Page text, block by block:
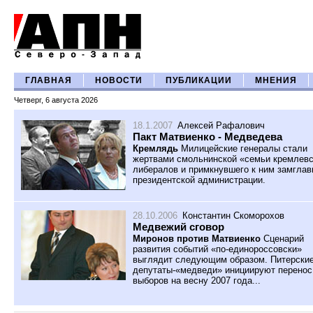
ГЛАВНАЯ НОВОСТИ ПУБЛИКАЦИИ МНЕНИЯ
Четверг, 6 августа 2026
18.1.2007 Алексей Рафалович
Пакт Матвиенко - Медведева
Кремлядь Милицейские генералы стали
жертвами смольнинской «семьи
либералов и примкнувшего к ним
президентской администрации.
28.10.2006 Константин Скоморохов
Медвежий сговор
Миронов против Матвиенко Сценарий
развития событий «по-единороссовски»
выглядит следующим образом.
депутаты-«медведи» инициируют перенос
выборов на весну 2007 года...